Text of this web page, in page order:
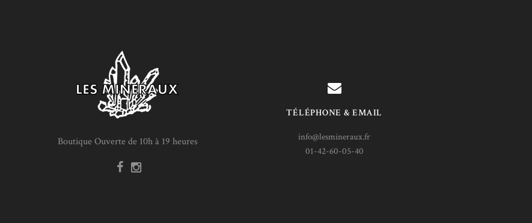
Boutique Ouverte de 10h à 19 heures
TÉLÉPHONE & EMAIL
info@lesmineraux.fr
01-42-60-05-40